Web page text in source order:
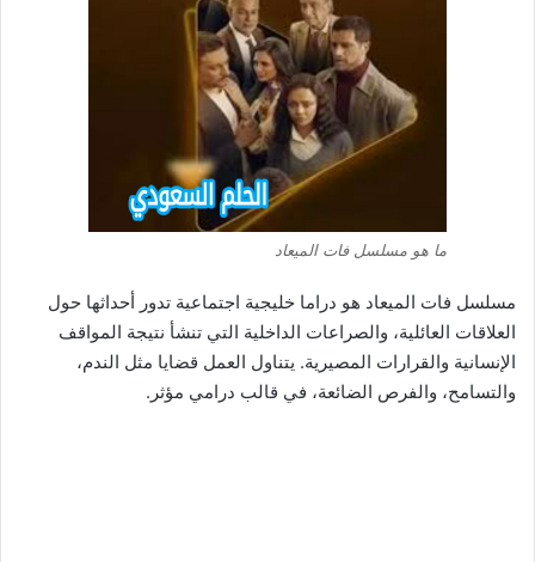
ما هو مسلسل فات الميعاد
مسلسل فات الميعاد هو دراما خليجية اجتماعية تدور أحداثها حول
العلاقات العائلية، والصراعات الداخلية التي تنشأ نتيجة المواقف
الإنسانية والقرارات المصيرية. يتناول العمل قضايا مثل الندم،
والتسامح، والفرص الضائعة، في قالب درامي مؤثر.